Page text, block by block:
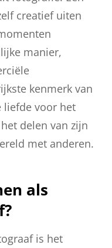
creatief uiten
manier,
kenmerk van
liefde voor het
delen van zijn
met anderen.
als
is het